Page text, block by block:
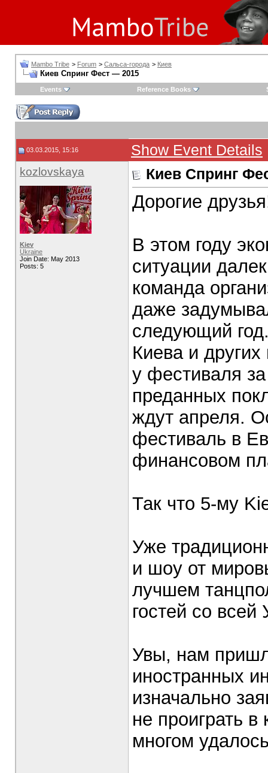
Mambo Tribe > Forum > Сальса-города > Киев
Киев Спринг Фест — 2015
Events Reference Books
03.03.2015, 15:16 Show Event Details
kozlovskaya
Kiev
Ukraine
Join Date: May 2013
Posts: 5
Киев Спринг
Дорогие
В этом году
ситуации
команда
даже
следующий
Киева и
у фестиваля
преданных
ждут апреля.
фестиваль в
финансовом
Так что 5-му
Уже
и шоу от
лучшем
гостей со
Увы, нам
иностранных
изначально
не проиграть
многом